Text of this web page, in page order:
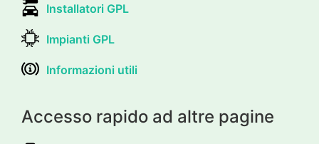
Installatori GPL
Impianti GPL
Informazioni utili
Accesso rapido ad altre pagine